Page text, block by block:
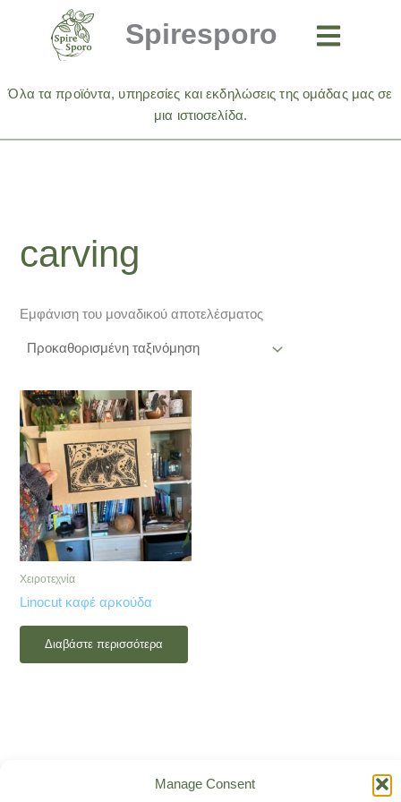
Manage Consent
περιεχόμενο
Spiresporo
Όλα τα προϊόντα, υπηρεσίες και εκδηλώσεις της ομάδας μας σε
μια ιστιοσελίδα.
carving
Εμφάνιση του μοναδικού αποτελέσματος
Χειροτεχνία
Linocut καφέ αρκούδα
Διαβάστε περισσότερα